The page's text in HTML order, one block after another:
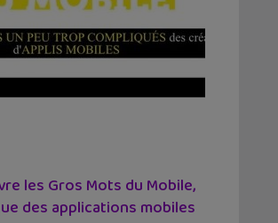
les Gros Mots du Mobile,
des applications mobiles